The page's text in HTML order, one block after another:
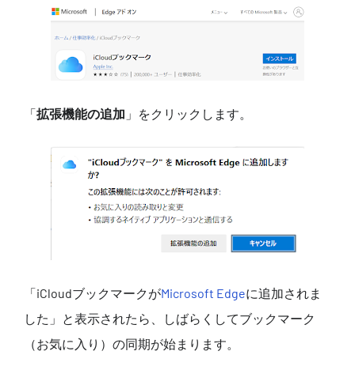
「拡張機能の追加 」をクリックします。
「iCloudブックマークがMicrosoft Edgeに追加されま
した」と表示されたら、しばらくしてブックマーク
（お気に入り）の同期が始まります。